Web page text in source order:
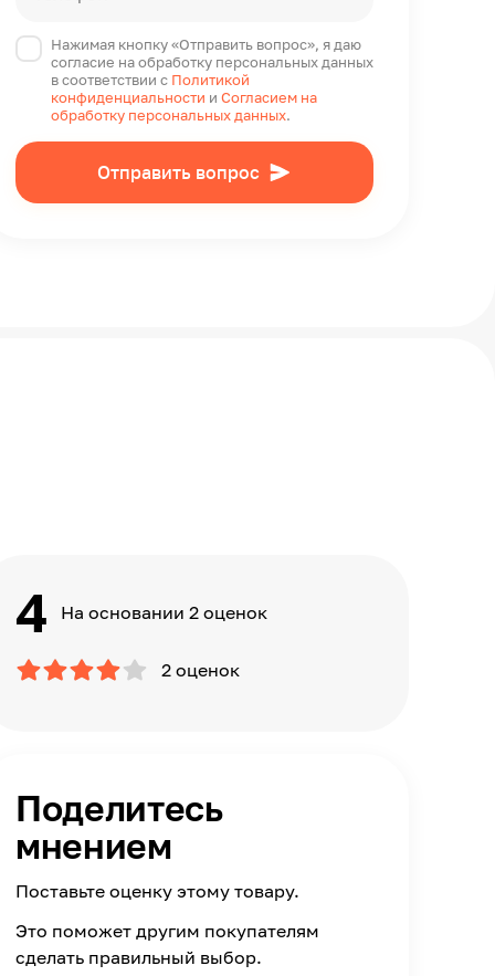
Нажимая кнопку «Отправить вопрос», я даю
согласие на обработку персональных данных
в соответствии с Политикой
конфиденциальности и Согласием на
обработку персональных данных.
Отправить вопрос
4 На основании 2 оценок
2 оценок
Поделитесь
мнением
Поставьте оценку этому товару.
Это поможет другим покупателям
сделать правильный выбор.